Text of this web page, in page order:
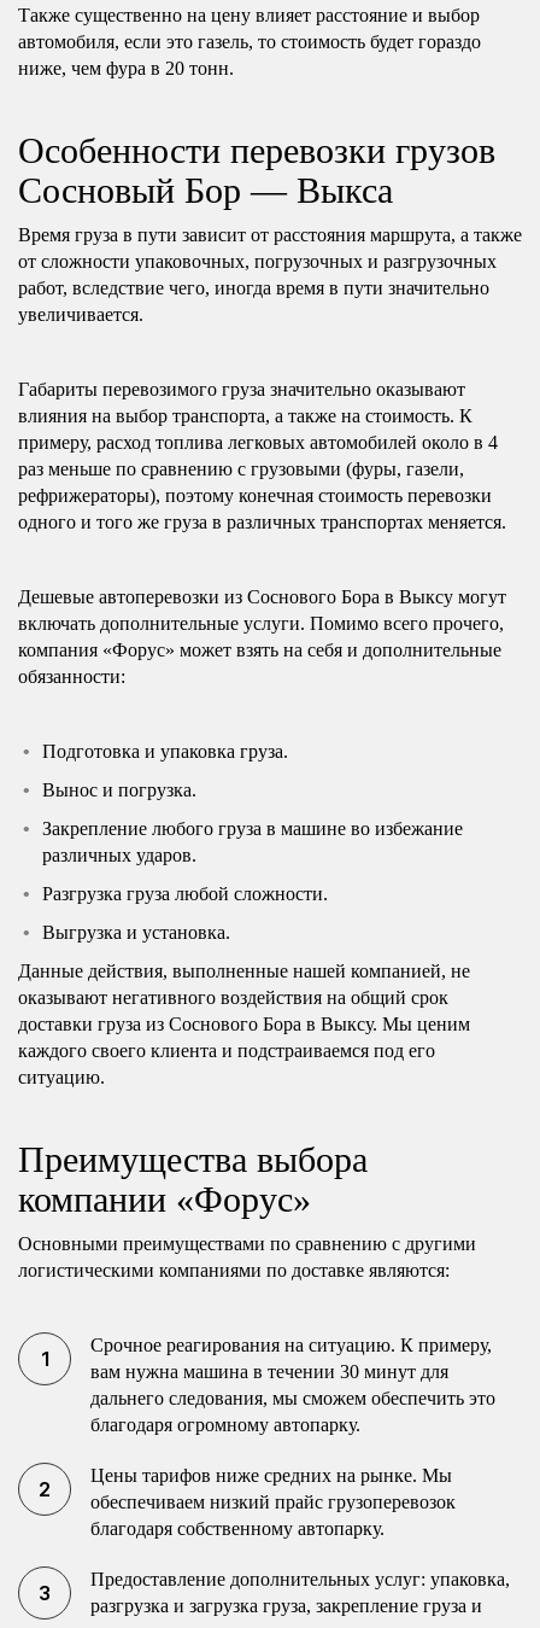
Также существенно на цену влияет расстояние и выбор
автомобиля, если это газель, то стоимость будет гораздо
ниже, чем фура в 20 тонн.
Особенности перевозки грузов
Сосновый Бор — Выкса
Время груза в пути зависит от расстояния маршрута, а также
от сложности упаковочных, погрузочных и разгрузочных
работ, вследствие чего, иногда время в пути значительно
увеличивается.
Габариты перевозимого груза значительно оказывают
влияния на выбор транспорта, а также на стоимость. К
примеру, расход топлива легковых автомобилей около в 4
раз меньше по сравнению с грузовыми (фуры, газели,
рефрижераторы), поэтому конечная стоимость перевозки
одного и того же груза в различных транспортах меняется.
Дешевые автоперевозки из Соснового Бора в Выксу могут
включать дополнительные услуги. Помимо всего прочего,
компания «Форус» может взять на себя и дополнительные
обязанности:
Подготовка и упаковка груза.
Вынос и погрузка.
Закрепление любого груза в машине во избежание
различных ударов.
Разгрузка груза любой сложности.
Выгрузка и установка.
Данные действия, выполненные нашей компанией, не
оказывают негативного воздействия на общий срок
доставки груза из Соснового Бора в Выксу. Мы ценим
каждого своего клиента и подстраиваемся под его
ситуацию.
Преимущества выбора
компании «Форус»
Основными преимуществами по сравнению с другими
логистическими компаниями по доставке являются:
Срочное реагирования на ситуацию. К примеру,
вам нужна машина в течении 30 минут для
дальнего следования, мы сможем обеспечить это
благодаря огромному автопарку.
Цены тарифов ниже средних на рынке. Мы
обеспечиваем низкий прайс грузоперевозок
благодаря собственному автопарку.
Предоставление дополнительных услуг: упаковка,
разгрузка и загрузка груза, закрепление груза и